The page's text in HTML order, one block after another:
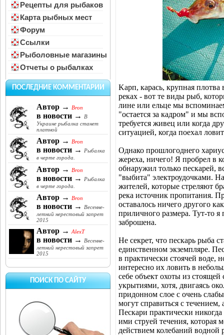
Рецепты для рыбаков
Карта рыбных мест
Форум
Ссылки
Рыболовные магазины
Отчеты о рыбалках
ПОСЛЕДНИЕ КОММЕНТАРИИ
Автор → Bron
в новости →
В
Украине рыбалка станет
платной
Автор → Bron
в новости →
Рыбалка
в черте города.
Автор → Bron
в новости →
Рыбалка
в черте города.
Автор → Bron
в новости →
Весенне-
летний нерестовый запрет
2015
Автор → AlexT
в новости →
Весенне-
летний нерестовый запрет
2015
ПОИСК ПО САЙТУ
Kарп, карась, крупная
реках - вот те виды рыб,
лине или ельце мы
"остается за кадром" и мы
требуется живец или когда
ситуацией, когда поехал
Однако прошлогоднего
жереха, ничего! Я пробрел в
обнаружил только пескарей,
"выбита" электроудочками.
жителей, которые стреляют
река источник пропитания.
оставалось ничего другого
приличного размера. Тут-то
заброшена.
Не секрет, что пескарь рыба
единственном экземпляре.
в практически стоячей воде,
интересно их ловить в
себе объект охоты из
укрытиями, хотя, двигаясь
придонном слое с очень
могут справиться с
Пескари практически
ими струей течения, которая
действием колебаний водной